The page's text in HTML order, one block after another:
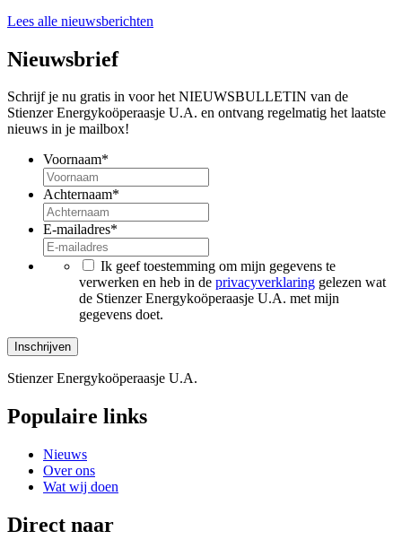
Lees alle nieuwsberichten
Nieuwsbrief
Schrijf je nu gratis in voor het NIEUWSBULLETIN van de
Stienzer Energykoöperaasje U.A. en ontvang regelmatig het laatste
nieuws in je mailbox!
Voornaam*
Achternaam*
E-mailadres*
Ik geef toestemming om mijn gegevens te
verwerken en heb in de privacyverklaring gelezen wat
de Stienzer Energykoöperaasje U.A. met mijn
gegevens doet.
Stienzer Energykoöperaasje U.A.
Populaire links
Nieuws
Over ons
Wat wij doen
Direct naar